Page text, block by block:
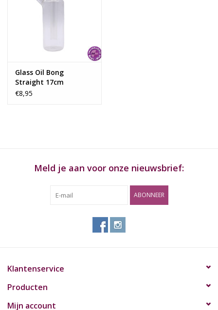
Glass Oil Bong
Straight 17cm
€8,95
Meld je aan voor onze nieuwsbrief:
ABONNEER
Klantenservice
Producten
Mijn account